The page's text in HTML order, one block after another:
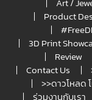
Product
3D Print
Review
Contact Us
>>ดาวโหลด
ร่วมงานกับเรา